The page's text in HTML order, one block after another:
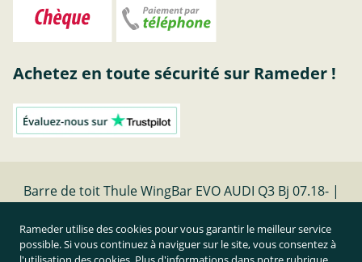
Achetez en toute sécurité sur Rameder !
Barre de toit Thule WingBar EVO AUDI Q3 Bj 07.18- |
Résilier le contrat
Rameder utilise des cookies pour vous garantir le meilleur service
possible. Si vous continuez à naviguer sur le site, vous consentez à